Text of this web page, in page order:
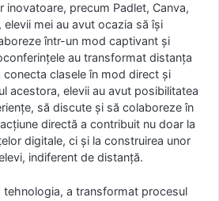
inovatoare, precum Padlet, Canva,
mei au avut ocazia să își
într-un mod captivant și
au transformat distanța
clasele în mod direct și
acestora, elevii au avut posibilitatea
să discute și să colaboreze în
directă a contribuit nu doar la
digitale, ci și la construirea unor
indiferent de distanță.
tehnologia, a transformat procesul